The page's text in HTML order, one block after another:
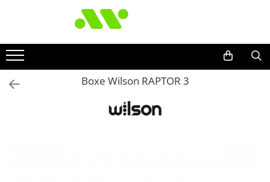
Boxe Wilson RAPTOR 3